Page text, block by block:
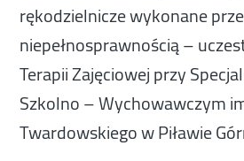
rękodzielnicze wykonane
niepełnosprawnością –
Terapii Zajęciowej przy
Szkolno – Wychowawczym
Twardowskiego w Piławie